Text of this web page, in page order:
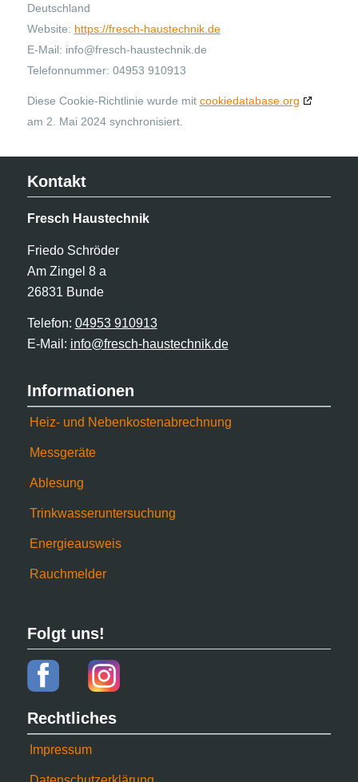
Deutschland
Website: https://fresch-haustechnik.de
E-Mail: info@fresch-haustechnik.de
Telefonnummer: 04953 910913
Diese Cookie-Richtlinie wurde mit cookiedatabase.org
am 2. Mai 2024 synchronisiert.
Kontakt
Fresch Haustechnik
Friedo Schröder
Am Zingel 8 a
26831 Bunde
Telefon: 04953 910913
E-Mail: info@fresch-haustechnik.de
Informationen
Heiz- und Nebenkostenabrechnung
Messgeräte
Ablesung
Trinkwasseruntersuchung
Energieausweis
Rauchmelder
Folgt uns!
Rechtliches
Impressum